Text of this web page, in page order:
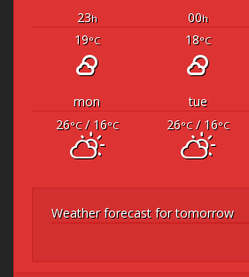
23h 00h
19°C 18°C
mon tue
26°C/ 16°C 26°C/ 16°C
Weather forecast for tomorrow